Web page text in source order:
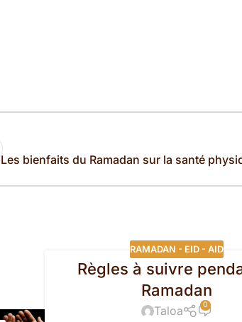
Les bienfaits du Ramadan sur la santé
RAMADAN - EID - AID
Règles à suivre
Ramadan
Taloa 0